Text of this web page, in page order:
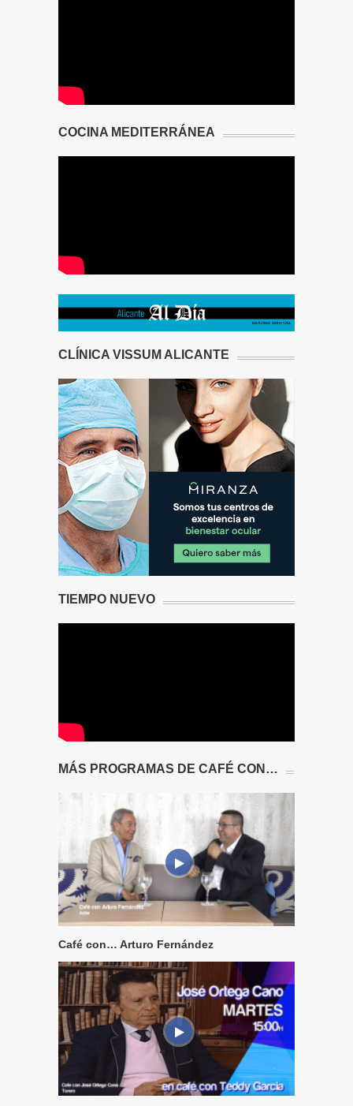
COCINA MEDITERRÁNEA
CLÍNICA VISSUM ALICANTE
TIEMPO NUEVO
MÁS PROGRAMAS DE CAFÉ CON…
Café con… Arturo Fernández